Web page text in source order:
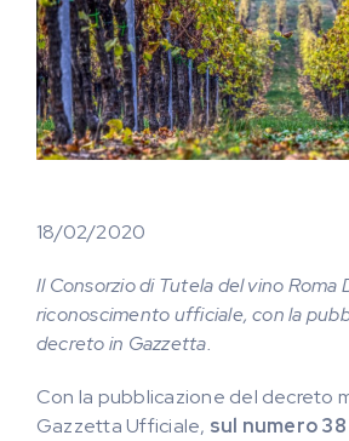
18/02/2020
Il Consorzio di Tutela del vino
riconoscimento ufficiale, con la
decreto in Gazzetta.
Con la pubblicazione del decreto
Gazzetta Ufficiale, sul numero